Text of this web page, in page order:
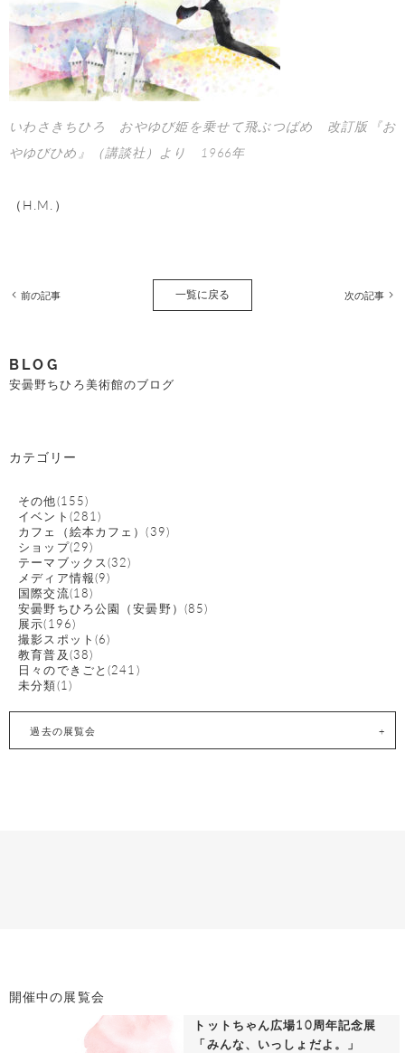
いわさきちひろ おやゆび姫を乗せて飛ぶつばめ 改訂版『お
やゆびひめ』（講談社）より 1966年
（H.M.）
前の記事 一覧に戻る 次の記事
BLOG
安曇野ちひろ美術館のブログ
カテゴリー
その他(155)
イベント(281)
カフェ（絵本カフェ）(39)
ショップ(29)
テーマブックス(32)
メディア情報(9)
国際交流(18)
安曇野ちひろ公園（安曇野）(85)
展示(196)
撮影スポット(6)
教育普及(38)
日々のできごと(241)
未分類(1)
過去の展覧会
開催中の展覧会
トットちゃん広場10周年記念展
「みんな、いっしょだよ。」